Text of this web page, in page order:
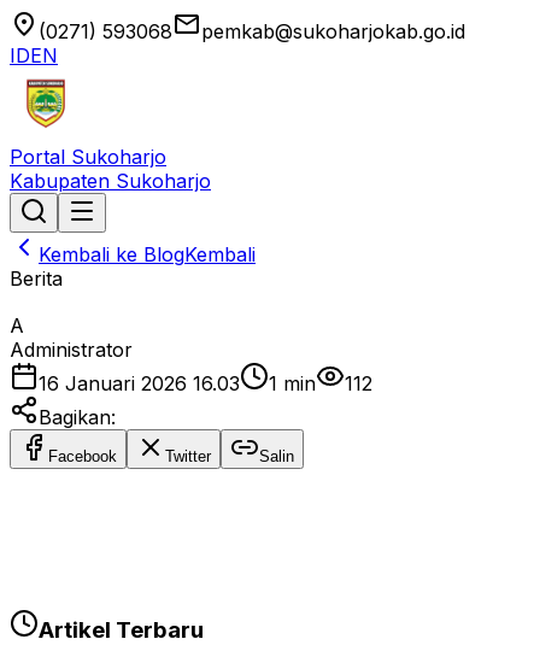
location_on (0271) 593068emailpemkab@sukoharjokab.go.id
IDEN
Portal Sukoharjo
Kabupaten Sukoharjo
Kembali ke BlogKembali
Berita
A
Administrator
16 Januari 2026 16.03
1 min
112
Bagikan:
Facebook Twitter Salin
Artikel Terbaru